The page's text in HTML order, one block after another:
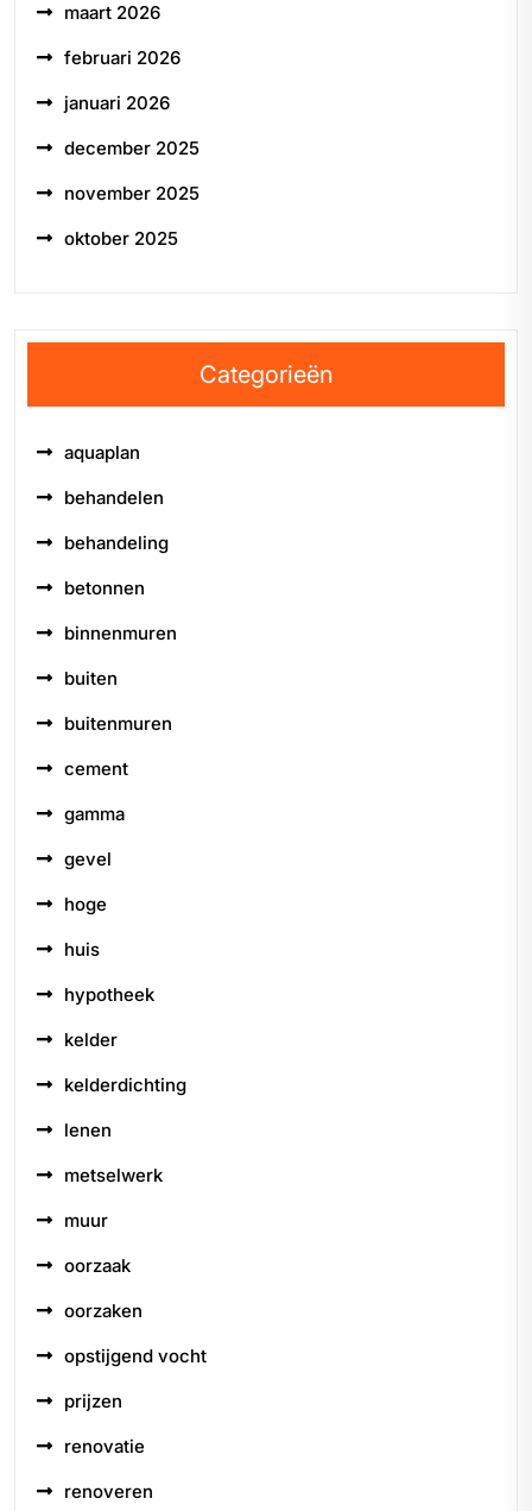
maart 2026
februari 2026
januari 2026
december 2025
november 2025
oktober 2025
Categorieën
aquaplan
behandelen
behandeling
betonnen
binnenmuren
buiten
buitenmuren
cement
gamma
gevel
hoge
huis
hypotheek
kelder
kelderdichting
lenen
metselwerk
muur
oorzaak
oorzaken
opstijgend vocht
prijzen
renovatie
renoveren